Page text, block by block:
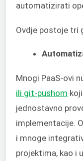
automatizirati
Ovdje postoje tri
Mnogi PaaS-ovi
ili git-pushom
jednostavno
implementacije.
i mnoge
projektima, kao i